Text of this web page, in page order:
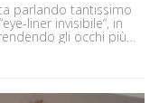
parlando tantissimo
liner invisibile“, in
gli occhi più
tratta precisamente?
farlo senza rischiare di